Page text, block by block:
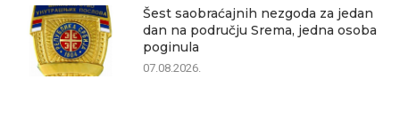
Šest saobraćajnih nezgoda za jedan
dan na području Srema, jedna osoba
poginula
07.08.2026.